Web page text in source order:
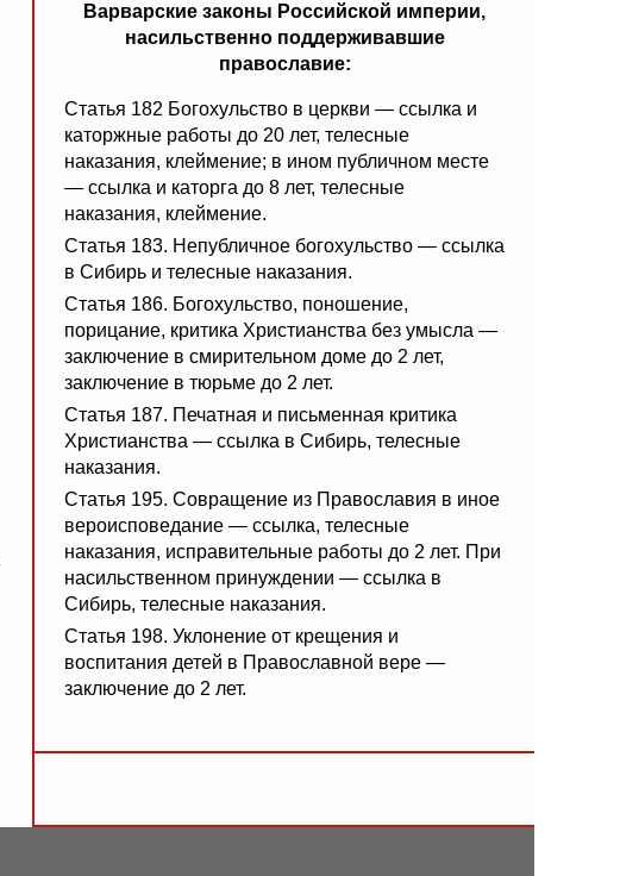
Варварские законы Российской империи,
насильственно поддерживавшие
православие:
Статья 182 Богохульство в церкви — ссылка и
каторжные работы до 20 лет, телесные
наказания, клеймение; в ином публичном месте
— ссылка и каторга до 8 лет, телесные
наказания, клеймение.
Статья 183. Непубличное богохульство — ссылка
в Сибирь и телесные наказания.
Статья 186. Богохульство, поношение,
порицание, критика Христианства без умысла —
заключение в смирительном доме до 2 лет,
заключение в тюрьме до 2 лет.
Статья 187. Печатная и письменная критика
Христианства — ссылка в Сибирь, телесные
наказания.
Статья 195. Совращение из Православия в иное
вероисповедание — ссылка, телесные
наказания, исправительные работы до 2 лет. При
насильственном принуждении — ссылка в
Сибирь, телесные наказания.
Статья 198. Уклонение от крещения и
воспитания детей в Православной вере —
заключение до 2 лет.